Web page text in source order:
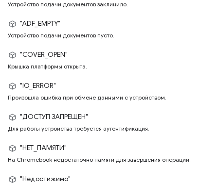
Устройство подачи документов заклинило.
"ADF_EMPTY"
Устройство подачи документов пусто.
"COVER_OPEN"
Крышка платформы открыта.
"IO_ERROR"
Произошла ошибка при обмене данными с устройством.
"ДОСТУП ЗАПРЕЩЕН"
Для работы устройства требуется аутентификация.
"НЕТ_ПАМЯТИ"
На Chromebook недостаточно памяти для завершения операции.
"Недостижимо"